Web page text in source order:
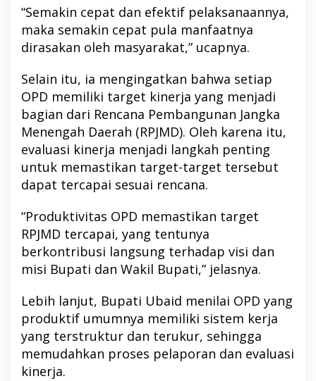
“Semakin cepat dan efektif pelaksanaannya,
maka semakin cepat pula manfaatnya
dirasakan oleh masyarakat,” ucapnya.
Selain itu, ia mengingatkan bahwa setiap
OPD memiliki target kinerja yang menjadi
bagian dari Rencana Pembangunan Jangka
Menengah Daerah (RPJMD). Oleh karena itu,
evaluasi kinerja menjadi langkah penting
untuk memastikan target-target tersebut
dapat tercapai sesuai rencana.
“Produktivitas OPD memastikan target
RPJMD tercapai, yang tentunya
berkontribusi langsung terhadap visi dan
misi Bupati dan Wakil Bupati,” jelasnya.
Lebih lanjut, Bupati Ubaid menilai OPD yang
produktif umumnya memiliki sistem kerja
yang terstruktur dan terukur, sehingga
memudahkan proses pelaporan dan evaluasi
kinerja.